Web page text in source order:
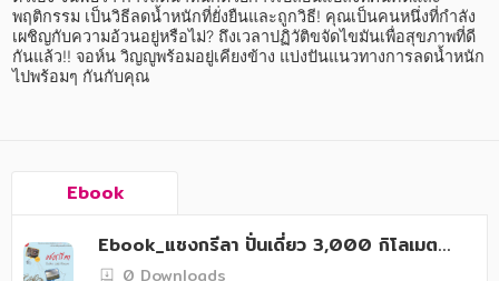
สังคม วัฒนธรรม การปกครอง ศาสนาและปรัชญา
ศาสนา และปรัชญา
นิตยสาร หนังสือพิมพ์
วรรณกรรม
พฤติกรรม เป็นวิธีลดน้ำหนักที่ยั่งยืนและถูกวิธี! คุณเป็นคนหนึ่งที่กำลัง
เผชิญกับความอ้วนอยู่หรือไม่? ถึงเวลาปฏิวัติขจัดไขมันเพื่อสุขภาพที่ดี
กันแล้ว!! จอห์น วิญญูพร้อมอยู่เคียงข้าง แบ่งปันแนวทางการลดน้ำหนัก
ไปพร้อมๆ กันกับคุณ
Ebook
Ebook_แชงกรีลา ปั่นเดี่ยว 3,000 กิโลเมตร
(PDF)0 Downloads